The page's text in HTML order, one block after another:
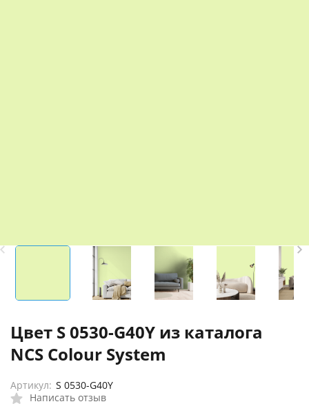
Цвет S 0530-G40Y из каталога
NCS Colour System
Написать отзыв
Артикул: S 0530-G40Y